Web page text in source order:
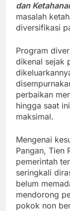
dan
masalah
diversifikasi
Program
dikenal sejak
perbaikan
hingga saat
maksimal.
Mengenai
Pangan, Tien
pemerintah
seringkali
belum
mendorong
pokok non